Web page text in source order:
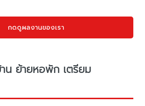
กดดูผลงานของเรา
น ย้ายหอพัก เตรียม